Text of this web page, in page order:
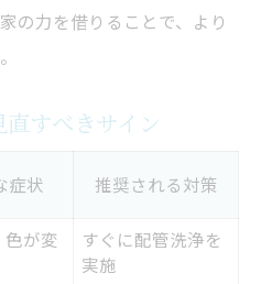
の力を借りることで、より
すべきサイン
症状 推奨される対策
が変
すぐに配管洗浄を
実施